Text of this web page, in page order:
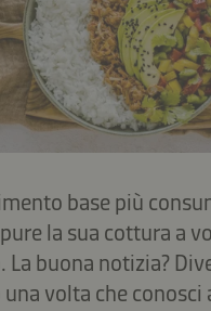
base più
la sua cottura a
La buona notizia?
volta che conosci